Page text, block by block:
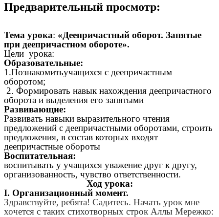
Предварительный просмотр:
Тема урока: «Деепричастный оборот. Запятые
при деепричастном обороте».
Цели урока:
Образовательные:
1.Познакомитьучащихся с деепричастным
оборотом;
2. Формировать навык нахождения деепричастного
оборота и выделения его запятыми
Развивающие:
Развивать навыки выразительного чтения
предложений с деепричастными оборотами, строить
предложения, в состав которых входят
деепричастные обороты
Воспитательная:
воспитывать у учащихся уважение друг к другу,
организованность, чувство ответственности.
Ход урока:
I. Организационный момент.
Здравствуйте, ребята! Садитесь. Начать урок мне
хочется с таких стихотворных строк Аллы Мережко: